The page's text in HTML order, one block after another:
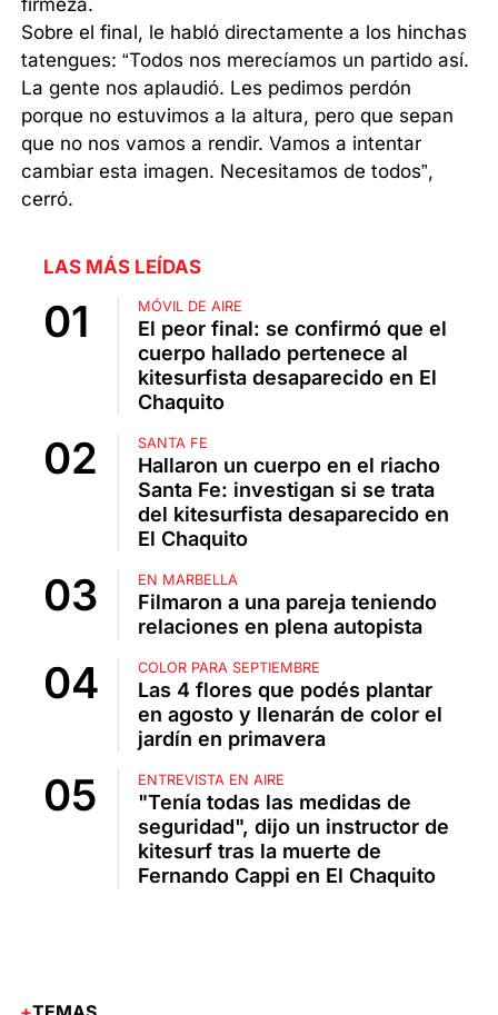
firmeza.
Sobre el final, le habló directamente a los hinchas
tatengues: “Todos nos merecíamos un partido así.
La gente nos aplaudió. Les pedimos perdón
porque no estuvimos a la altura, pero que sepan
que no nos vamos a rendir. Vamos a intentar
cambiar esta imagen. Necesitamos de todos”,
cerró.
LAS MÁS LEÍDAS
MÓVIL DE AIRE
El peor final: se confirmó que el
cuerpo hallado pertenece al
kitesurfista desaparecido en El
Chaquito
SANTA FE
Hallaron un cuerpo en el riacho
Santa Fe: investigan si se trata
del kitesurfista desaparecido en
El Chaquito
EN MARBELLA
Filmaron a una pareja teniendo
relaciones en plena autopista
COLOR PARA SEPTIEMBRE
Las 4 flores que podés plantar
en agosto y llenarán de color el
jardín en primavera
ENTREVISTA EN AIRE
"Tenía todas las medidas de
seguridad", dijo un instructor de
kitesurf tras la muerte de
Fernando Cappi en El Chaquito